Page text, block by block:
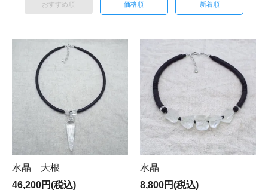
おすすめ順 価格順 新着順
水晶 大根
46,200円(税込)
水晶
8,800円(税込)